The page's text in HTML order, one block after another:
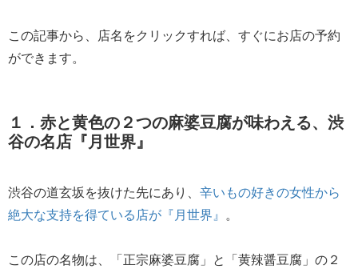
この記事から、店名をクリックすれば、すぐにお店の予約
ができます。
１．赤と黄色の２つの麻婆豆腐が味わえる、渋
谷の名店『月世界』
渋谷の道玄坂を抜けた先にあり、 辛いもの好きの女性から
絶大な支持を得ている店が『月世界』 。
この店の名物は、「正宗麻婆豆腐」と「黄辣醤豆腐」の２